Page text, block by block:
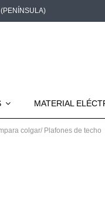
(PENÍNSULA)
MATERIAL
colgar/ Plafones de techo